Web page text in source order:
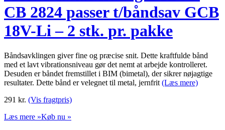
CB 2824 passer t/båndsav GCB
18V-Li – 2 stk. pr. pakke
Båndsavklingen giver fine og præcise snit. Dette kraftfulde bånd
med et lavt vibrationsniveau gør det nemt at arbejde kontrolleret.
Desuden er båndet fremstillet i BIM (bimetal), der sikrer nøjagtige
resultater. Dette bånd er velegnet til metal, jernfrit (Læs mere)
291 kr. (Vis fragtpris)
Læs mere »Køb nu »